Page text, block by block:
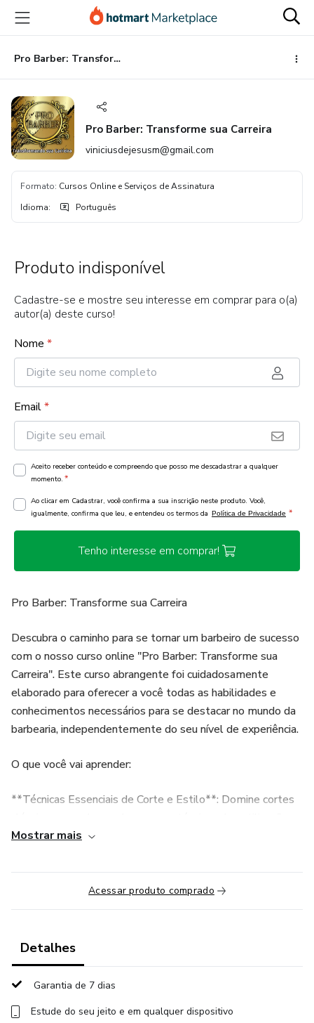
para
conteúdo
principal
para
pagamento
para
rodapé
Pro Barber: Transforme sua Carreira
Pro Barber: Transforme sua Carreira
viniciusdejesusm@gmail.com
Formato: Cursos Online e Serviços de Assinatura
Idioma: Português
Produto indisponível
Cadastre-se e mostre seu interesse em comprar para o(a)
autor(a) deste curso!
Nome *
Email*
Aceito receber conteúdo e compreendo que posso me descadastrar a qualquer
momento. *
Ao clicar em Cadastrar, você confirma a sua inscrição neste produto. Você,
igualmente, confirma que leu, e entendeu os termos da Política de Privacidade *
Tenho interesse em comprar!
Pro Barber: Transforme sua Carreira
Descubra o caminho para se tornar um barbeiro de sucesso
com o nosso curso online "Pro Barber: Transforme sua
Carreira". Este curso abrangente foi cuidadosamente
elaborado para oferecer a você todas as habilidades e
conhecimentos necessários para se destacar no mundo da
barbearia, independentemente do seu nível de experiência.
O que você vai aprender:
**Técnicas Essenciais de Corte e Estilo**: Domine cortes
de barba.
**Ferramentas e Produtos**: Aprenda a escolher e utilizar
as ferramentas e produtos certos para cada tipo de cabelo
e barba.
**Higiene e Segurança**: Práticas fundamentais para
garantir um ambiente seguro e higiênico para você e seus
clientes.
**Atendimento ao Cliente**: Desenvolva habilidades de
Mostrar mais
Acessar produto comprado
Detalhes
Garantia de 7 dias
Estude do seu jeito e em qualquer dispositivo